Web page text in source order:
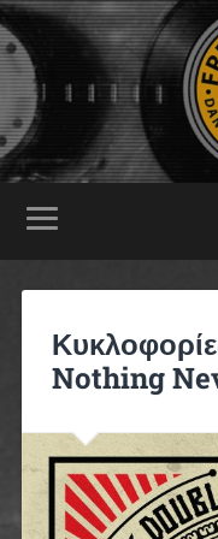
Nothing